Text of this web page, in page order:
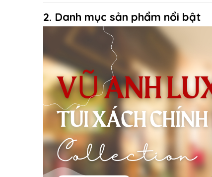
2. Danh mục sản phẩm nổi bật